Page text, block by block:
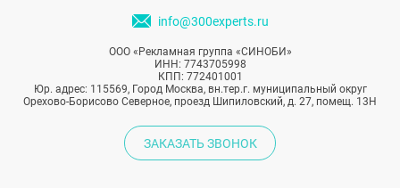
info@300experts.ru
ООО «Рекламная группа «СИНОБИ»
ИНН: 7743705998
КПП: 772401001
Юр. адрес: 115569, Город Москва, вн.тер.г. муниципальный округ
Орехово-Борисово Северное, проезд Шипиловский, д. 27, помещ. 13Н
ЗАКАЗАТЬ ЗВОНОК